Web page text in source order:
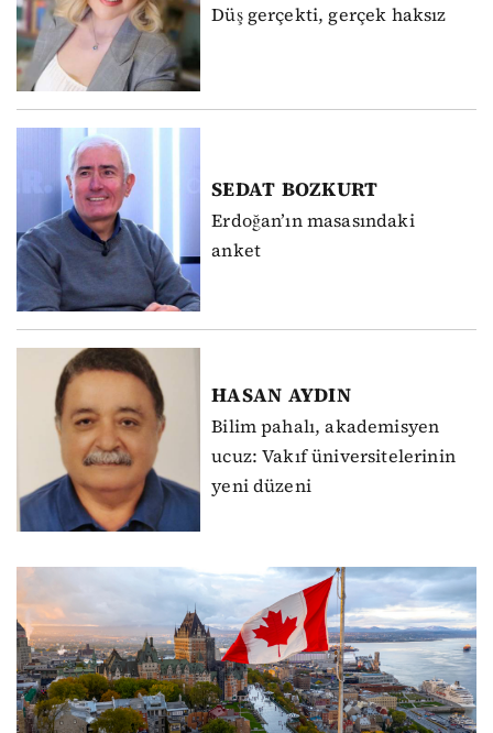
Düş gerçekti, gerçek haksız
SEDAT BOZKURT
Erdoğan’ın masasındaki
anket
HASAN AYDIN
Bilim pahalı, akademisyen
ucuz: Vakıf üniversitelerinin
yeni düzeni